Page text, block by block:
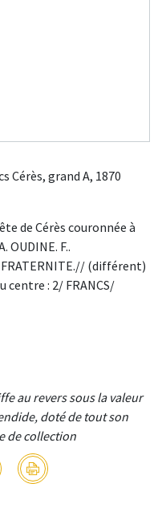
Cérès, grand A, 1870
de Cérès couronnée à
OUDINE. F..
FRATERNITE.// (différent)
: 2/ FRANCS/
au revers sous la valeur
doté de tout son
de collection